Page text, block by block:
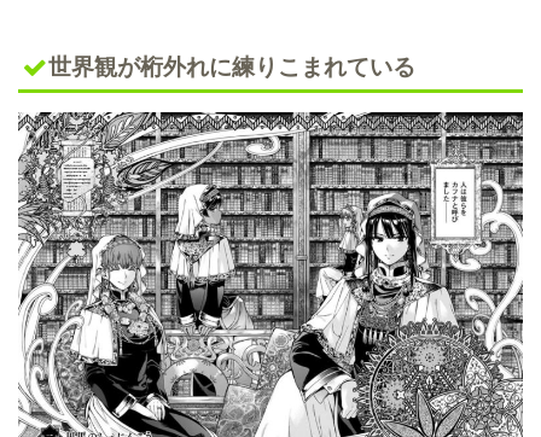
世界観が桁外れに練りこまれている